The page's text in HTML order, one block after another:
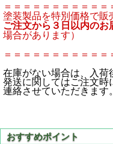
＝＝＝＝＝＝＝＝＝＝＝
塗装製品を特別価格で販
ご注文から３日以内のお
場合があります）
＝＝＝＝＝＝＝＝＝＝＝
在庫がない場合は、入荷
発送に関してはご注文時
連絡させていただきます。